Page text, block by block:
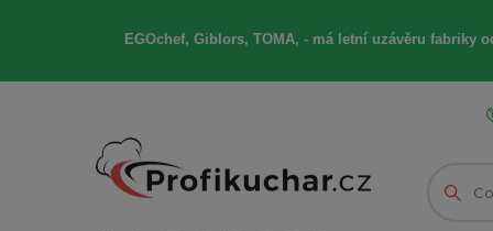
EGOchef, Giblors, TOMA, -má letní uzávěru fabriky